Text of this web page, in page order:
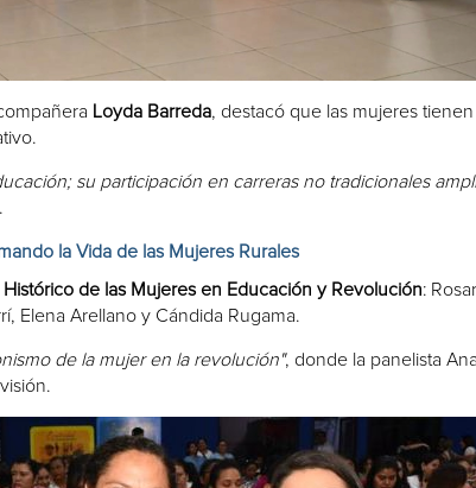
Loyda Barreda, destacó que las mujeres
su participación en carreras no tradicionales
la Vida de las Mujeres Rurales
Histórico de las Mujeres en Educación y Revolución:
Elena Arellano y Cándida Rugama.
de la mujer en la revolución", donde la panelista